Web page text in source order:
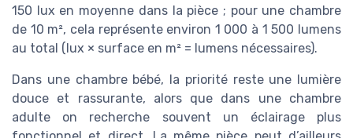
150 lux en moyenne dans la pièce ; pour une chambre
de 10 m², cela représente environ 1 000 à 1 500 lumens
au total (lux × surface en m² = lumens nécessaires).
Dans une chambre bébé, la priorité reste une lumière
douce et rassurante, alors que dans une chambre
adulte on recherche souvent un éclairage plus